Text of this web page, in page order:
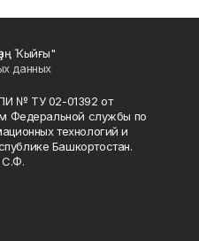
Ҡыйғы"
данных
№ ТУ 02-01392 от
Федеральной службы по
технологий и
Башкортостан.
С.Ф.